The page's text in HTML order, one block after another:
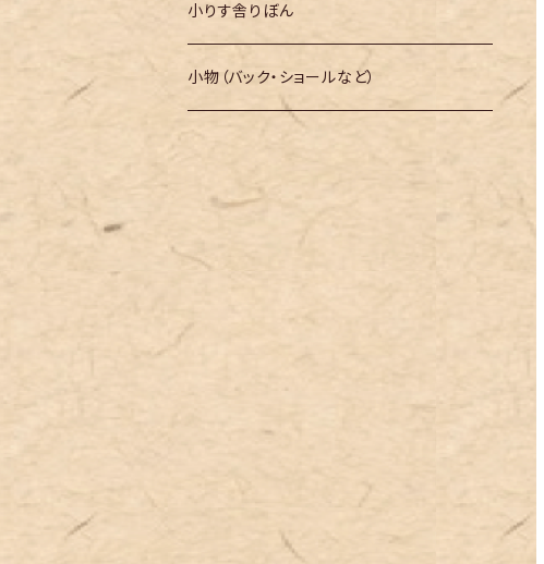
小りす舎りぼん
小物（バック・ショールなど）